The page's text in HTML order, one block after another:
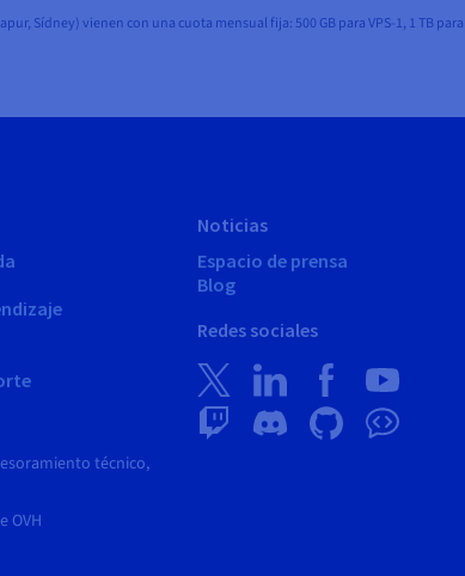
Sídney) vienen con una cuota mensual fija: 500 GB para VPS-1, 1 TB para
técnico,
OVH
Noticias
Espacio de prensa
Blog
Redes sociales